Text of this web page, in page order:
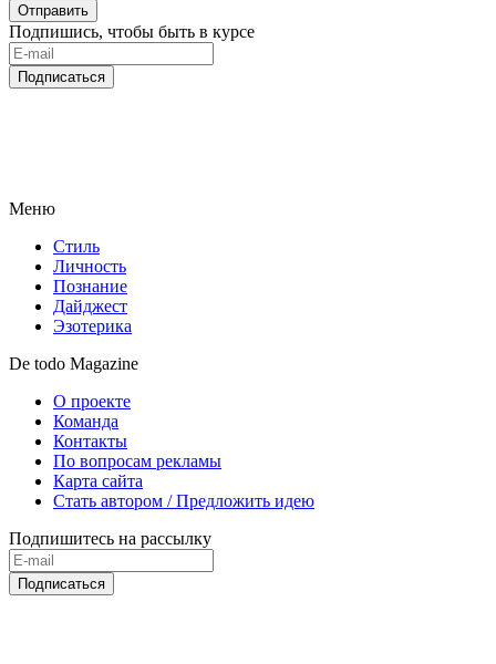
Отправить
Подпишись, чтобы быть в курсе
Подписаться
Меню
Стиль
Личность
Познание
Дайджест
Эзотерика
De todo Magazine
О проекте
Команда
Контакты
По вопросам рекламы
Карта сайта
Стать автором / Предложить идею
Подпишитесь на рассылку
Подписаться